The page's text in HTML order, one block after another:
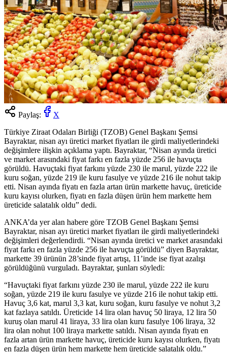
Paylaş:
X
Türkiye Ziraat Odaları Birliği (TZOB) Genel Başkanı Şemsi
Bayraktar, nisan ayı üretici market fiyatları ile girdi maliyetlerindeki
değişimlere ilişkin açıklama yaptı. Bayraktar, “Nisan ayında üretici
ve market arasındaki fiyat farkı en fazla yüzde 256 ile havuçta
görüldü. Havuçtaki fiyat farkını yüzde 230 ile marul, yüzde 222 ile
kuru soğan, yüzde 219 ile kuru fasulye ve yüzde 216 ile nohut takip
etti. Nisan ayında fiyatı en fazla artan ürün markette havuç, üreticide
kuru kayısı olurken, fiyatı en fazla düşen ürün hem markette hem
üreticide salatalık oldu” dedi.
ANKA’da yer alan habere göre TZOB Genel Başkanı Şemsi
Bayraktar, nisan ayı üretici market fiyatları ile girdi maliyetlerindeki
değişimleri değerlendirdi. “Nisan ayında üretici ve market arasındaki
fiyat farkı en fazla yüzde 256 ile havuçta görüldü” diyen Bayraktar,
markette 39 ürünün 28’sinde fiyat artışı, 11’inde ise fiyat azalışı
görüldüğünü vurguladı. Bayraktar, şunları söyledi:
“Havuçtaki fiyat farkını yüzde 230 ile marul, yüzde 222 ile kuru
soğan, yüzde 219 ile kuru fasulye ve yüzde 216 ile nohut takip etti.
Havuç 3,6 kat, marul 3,3 kat, kuru soğan, kuru fasulye ve nohut 3,2
kat fazlaya satıldı. Üreticide 14 lira olan havuç 50 liraya, 12 lira 50
kuruş olan marul 41 liraya, 33 lira olan kuru fasulye 106 liraya, 32
lira olan nohut 100 liraya markette satıldı. Nisan ayında fiyatı en
fazla artan ürün markette havuç, üreticide kuru kayısı olurken, fiyatı
en fazla düşen ürün hem markette hem üreticide salatalık oldu.”